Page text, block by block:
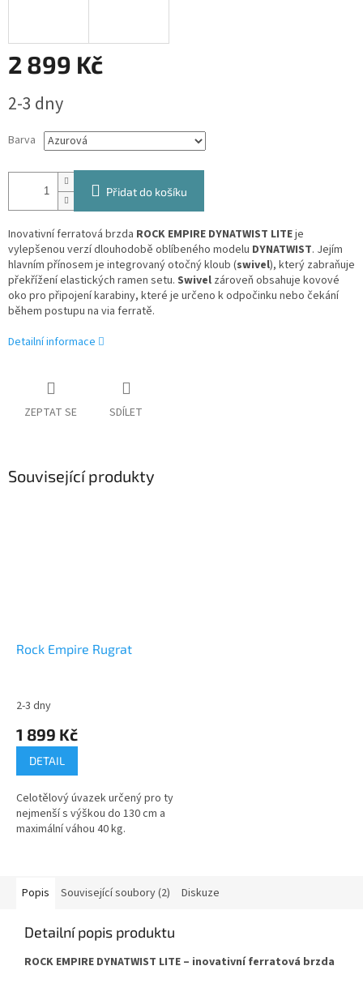
2 899 Kč
cena:
2-3 dny
Barva
Přidat do košíku
Inovativní ferratová brzda ROCK EMPIRE DYNATWIST LITEje
vylepšenou verzí dlouhodobě oblíbeného modelu DYNATWIST. Jejím
hlavním přínosem je integrovaný otočný kloub (swivel), který zabraňuje
překřížení elastických ramen setu. Swivel zároveň obsahuje kovové
oko pro připojení karabiny, které je určeno k odpočinku nebo čekání
během postupu na via ferratě.
Detailní informace
ZEPTAT SE SDÍLET
Související produkty
Rock Empire Rugrat
2-3 dny
1 899 Kč
DETAIL
Celotělový úvazek určený pro ty
nejmenší s výškou do 130 cm a
maximální váhou 40 kg.
Popis Související soubory (2) Diskuze
Detailní popis produktu
ROCK EMPIRE DYNATWIST LITE – inovativní ferratová brzda